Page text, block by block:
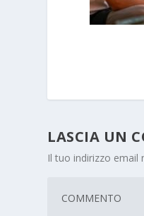
LASCIA UN
Il tuo indirizzo email